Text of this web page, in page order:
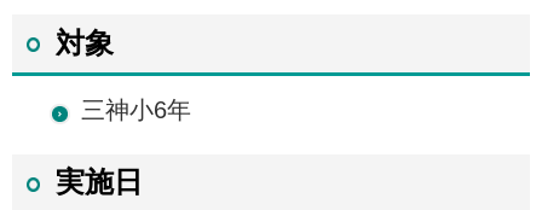
対象
三神小6年
実施日